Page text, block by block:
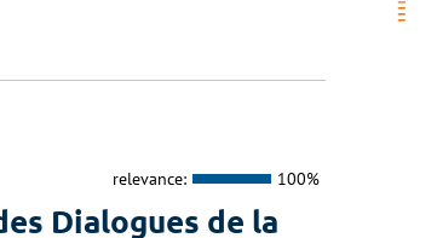
relevance: 100%
Dialogues de la